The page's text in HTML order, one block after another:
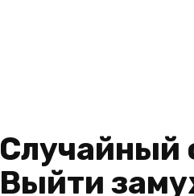
Случайный
Выйти